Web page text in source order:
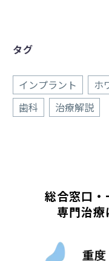
タグ
インプラント ホ
歯科
治療解説
総合窓口
専門治療